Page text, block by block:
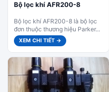
Bộ lọc khí AFR200-8
Bộ lọc khí AFR200-8 là bộ lọc
đơn thuộc thương hiệu Parker...
XEM CHI TIẾT →